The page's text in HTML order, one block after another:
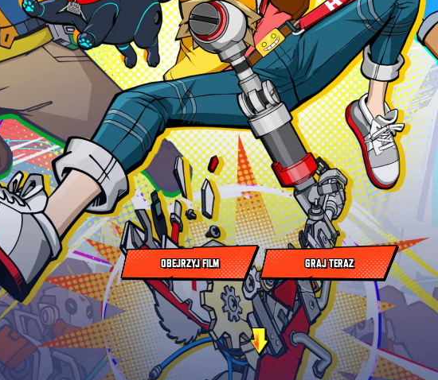
OBEJRZYJ FILM GRAJ TERAZ